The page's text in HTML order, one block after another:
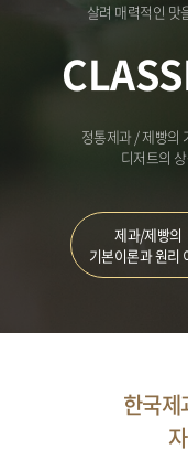
살려 매력적인 맛
정통제과 / 제빵의
디저트의
제과/제빵의
기본이론과 원리
한국제